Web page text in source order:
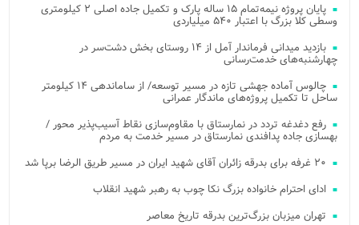
پایان پروژه نیمه‌تمام ۱۵ ساله پارک و تکمیل جاده اصلی ۲ کیلومتری
وسطی کلا بزرگ با اعتبار ۵۴۰ میلیاردی
بازدید میدانی فرماندار آمل از ۱۴ روستای بخش دشت‌سر در
چهارشنبه‌های خدمت‌رسانی
چالوس آماده جهشی تازه در مسیر توسعه/ از ساماندهی ۱۴ کیلومتر
ساحل تا تکمیل پروژه‌های ماندگار عمرانی
رفع دغدغه تردد در نمارستاق با مقاوم‌سازی نقاط آسیب‌پذیر محور /
بهسازی جاده پدافندی نمارستاق در مسیر خدمت به مردم
۲۰ غرفه برای بدرقه زائران آقای شهید ایران در مسیر طریق الرضا برپا شد
ادای احترام خانواده بزرگ نکا چوب به رهبر شهید انقلاب
تهران میزبان بزرگ‌ترین بدرقه تاریخ معاصر